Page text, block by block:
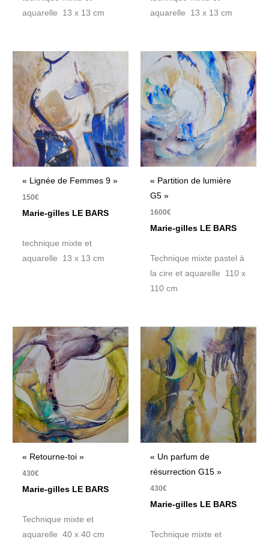
aquarelle 13 x 13 cm
aquarelle 13 x 13 cm
« Lignée de Femmes 9 »
150€
Marie-gilles LE BARS
technique mixte et
aquarelle 13 x 13 cm
« Partition de lumière
G5 »
1600€
Marie-gilles LE BARS
Technique mixte pastel à
la cire et aquarelle 110 x
110 cm
« Retourne-toi »
430€
Marie-gilles LE BARS
Technique mixte et
aquarelle 40 x 40 cm
« Un parfum de
résurrection G15 »
430€
Marie-gilles LE BARS
Technique mixte et